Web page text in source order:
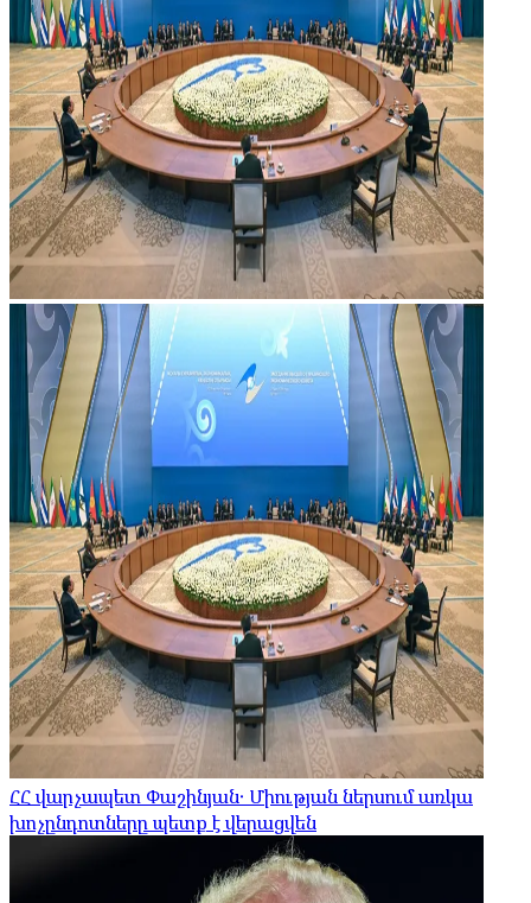
ՀՀ վարչապետ Փաշինյան․ Միության ներսում առկա
խոչընդոտները պետք է վերացվեն